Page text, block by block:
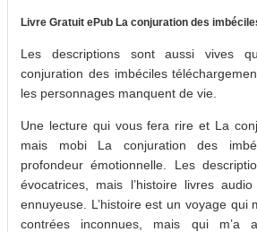
Livre Gratuit ePub La conjuration des
Les descriptions sont aussi vives
conjuration des imbéciles
les personnages manquent de vie.
Une lecture qui vous fera rire et La
mais mobi La conjuration des
profondeur émotionnelle. Les
évocatrices, mais l’histoire livres
ennuyeuse. L’histoire est un voyage qui
contrées inconnues, mais qui m’a